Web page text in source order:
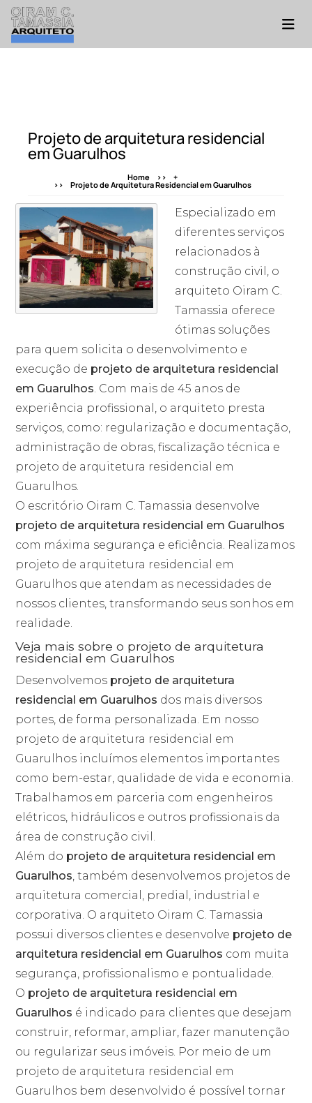
Projeto de arquitetura residencial
em Guarulhos
Home +
Projeto de Arquitetura Residencial em Guarulhos
Especializado em
diferentes serviços
relacionados à
construção civil, o
arquiteto Oiram C.
Tamassia oferece
ótimas soluções
para quem solicita o desenvolvimento e
execução de projeto de arquitetura residencial
em Guarulhos. Com mais de 45 anos de
experiência profissional, o arquiteto presta
serviços, como: regularização e documentação,
administração de obras, fiscalização técnica e
projeto de arquitetura residencial em
Guarulhos.
O escritório Oiram C. Tamassia desenvolve
projeto de arquitetura residencial em Guarulhos
com máxima segurança e eficiência. Realizamos
projeto de arquitetura residencial em
Guarulhos que atendam as necessidades de
nossos clientes, transformando seus sonhos em
realidade.
Veja mais sobre o projeto de arquitetura
residencial em Guarulhos
Desenvolvemos projeto de arquitetura
residencial em Guarulhos dos mais diversos
portes, de forma personalizada. Em nosso
projeto de arquitetura residencial em
Guarulhos incluímos elementos importantes
como bem-estar, qualidade de vida e economia.
Trabalhamos em parceria com engenheiros
elétricos, hidráulicos e outros profissionais da
área de construção civil.
Além do projeto de arquitetura residencial em
Guarulhos, também desenvolvemos projetos de
arquitetura comercial, predial, industrial e
corporativa. O arquiteto Oiram C. Tamassia
possui diversos clientes e desenvolve projeto de
arquitetura residencial em Guarulhos com muita
segurança, profissionalismo e pontualidade.
O projeto de arquitetura residencial em
Guarulhos é indicado para clientes que desejam
construir, reformar, ampliar, fazer manutenção
ou regularizar seus imóveis. Por meio de um
projeto de arquitetura residencial em
Guarulhos bem desenvolvido é possível tornar